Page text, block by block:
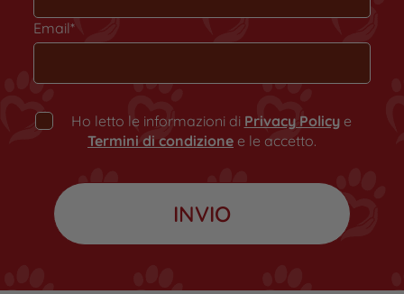
Email*
Ho letto le informazioni di Privacy Policye
Termini di condizione e le accetto.